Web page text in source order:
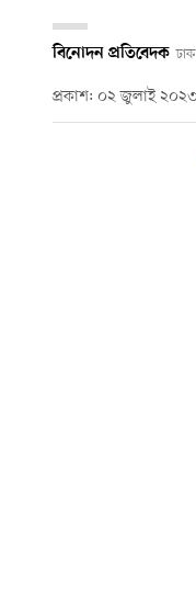
বিনোদন প্রতিবেদক
প্রকাশ: ০২ জুলাই